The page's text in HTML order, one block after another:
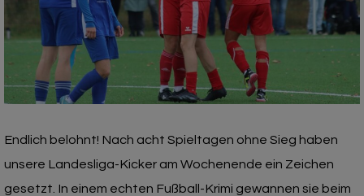
Endlich belohnt! Nach acht Spieltagen ohne Sieg haben
unsere Landesliga-Kicker am Wochenende ein Zeichen
gesetzt. In einem echten Fußball-Krimi gewannen sie beim